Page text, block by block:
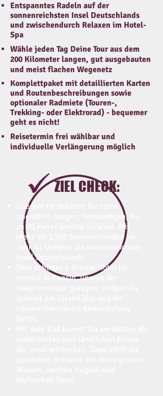
Entspanntes Radeln auf der
sonnenreichsten Insel Deutschlands
und zwischendurch Relaxen im Hotel-
Spa
Wähle jeden Tag Deine Tour aus dem
200 Kilometer langen, gut ausgebauten
und meist flachen Wegenetz
Komplettpaket mit detaillierten Karten
und Routenbeschreibungen sowie
optionaler Radmiete (Touren-,
Trekking- oder Elektrorad) - bequemer
geht es nicht!
Reisetermin frei wählbar und
individuelle Verlängerung möglich
ZIEL CHECK:
Usedom ist bekannt für seine
unendlich langen, feinsandigen, bis
zu 70 Meter breiten Strände. Mit
mehr als 1.920 Sonnenstunden im
Jahr ist Usedom die sonnenreichste
Insel Deutschlands.
Dein schönes 4-Sterne Hotel ist
zentral in Bansin, unweit der